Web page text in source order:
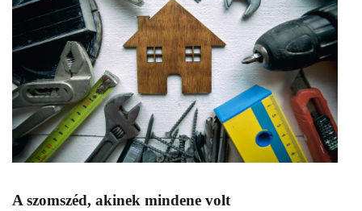
A szomszéd, akinek mindene volt